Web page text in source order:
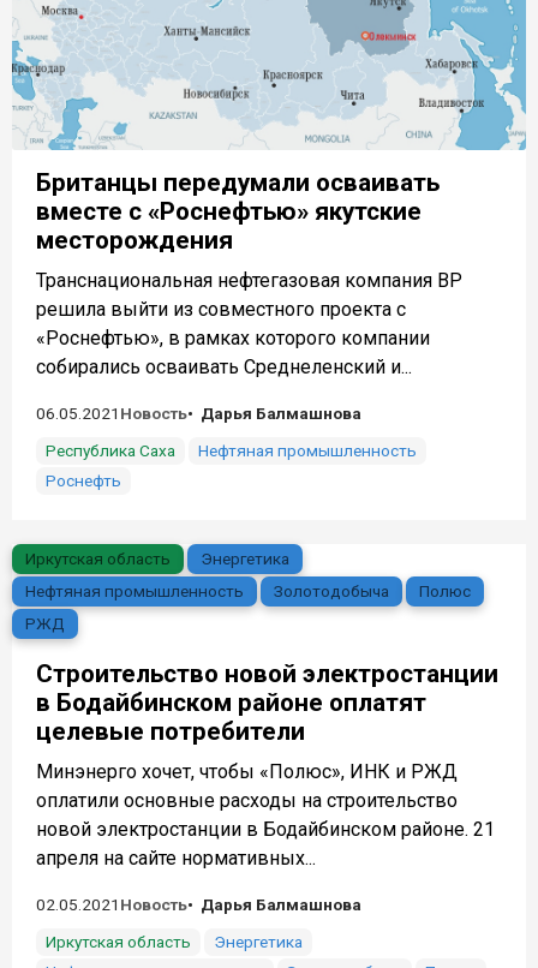
Британцы передумали осваивать
вместе с «Роснефтью» якутские
месторождения
Транснациональная нефтегазовая компания BP
решила выйти из совместного проекта с
«Роснефтью», в рамках которого компании
собирались осваивать Среднеленский и...
06.05.2021 Новость
Дарья Балмашнова
Республика Саха
Нефтяная промышленность
Роснефть
Иркутская область
Энергетика
Нефтяная промышленность
Золотодобыча
Полюс
РЖД
Строительство новой электростанции
в Бодайбинском районе оплатят
целевые потребители
Минэнерго хочет, чтобы «Полюс», ИНК и РЖД
оплатили основные расходы на строительство
новой электростанции в Бодайбинском районе. 21
апреля на сайте нормативных...
02.05.2021 Новость
Дарья Балмашнова
Иркутская область
Энергетика